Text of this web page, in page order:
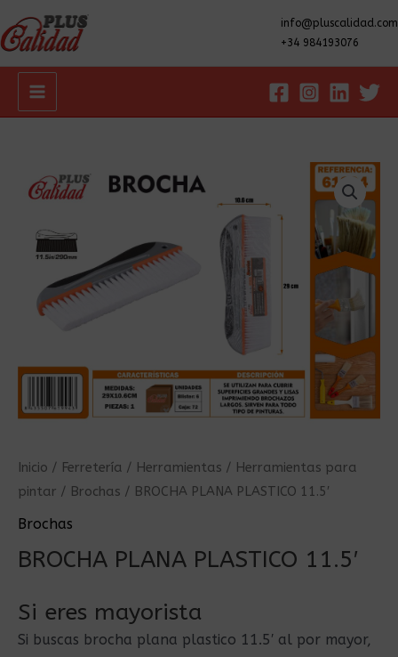
info@pluscalidad.com
+34 984193076
Main
Inicio / Ferretería / Herramientas / Herramientas para
pintar / Brochas / BROCHA PLANA PLASTICO 11.5′
Brochas
BROCHA PLANA PLASTICO 11.5′
Si eres mayorista
Si buscas brocha plana plastico 11.5′ al por mayor,